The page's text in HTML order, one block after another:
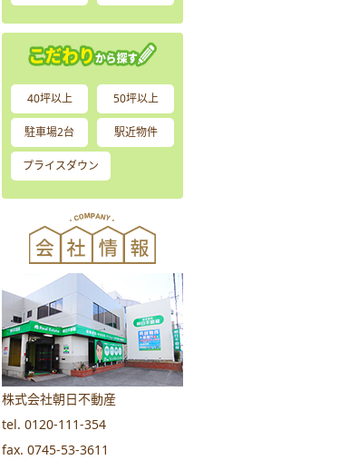
40坪以上 50坪以上
駐車場2台 駅近物件
プライスダウン
株式会社朝日不動産
tel. 0120-111-354
fax. 0745-53-3611